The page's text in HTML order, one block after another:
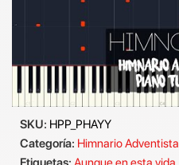
SKU: HPP_PHAYY
Categoría: Himnario Adventista